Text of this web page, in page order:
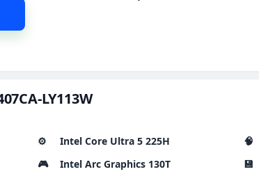
LY113W
⚙️ Intel Core Ultra 5 225H 🧠
🎮
Intel Arc Graphics 130T 💾